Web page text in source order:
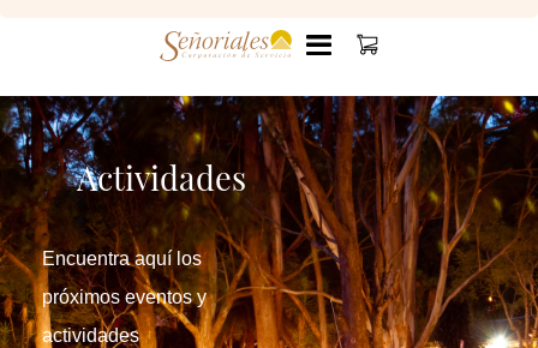
Actividades
Encuentra aquí los
próximos eventos y
actividades